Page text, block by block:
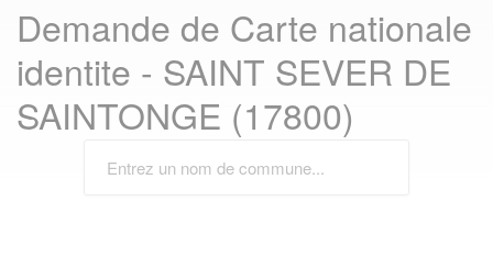
Demande de Carte nationale
identite - SAINT SEVER DE
SAINTONGE (17800)